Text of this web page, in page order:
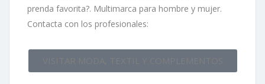
prenda favorita?. Multimarca para hombre y mujer.
Contacta con los profesionales: